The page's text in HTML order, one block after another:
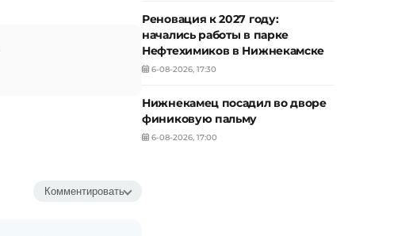
Комментировать
Реновация к 2027 году:
начались работы в парке
Нефтехимиков в Нижнекамске
6-08-2026, 17:30
Нижнекамец посадил во дворе
финиковую пальму
6-08-2026, 17:00